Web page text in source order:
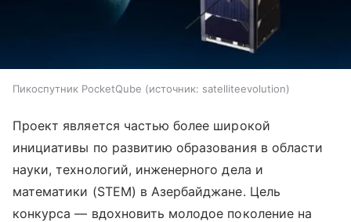
Пикоспутник PocketQube источник: satelliteevolution
Проект является частью более широкой
инициативы по развитию образования в области
науки, технологий, инженерного дела и
математики (STEM) в Азербайджане. Цель
конкурса — вдохновить молодое поколение на